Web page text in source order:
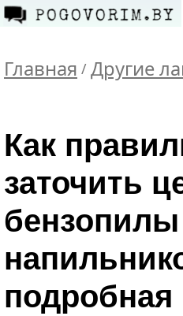
Главная / Другие
Как
заточить
бензопилы
подробная